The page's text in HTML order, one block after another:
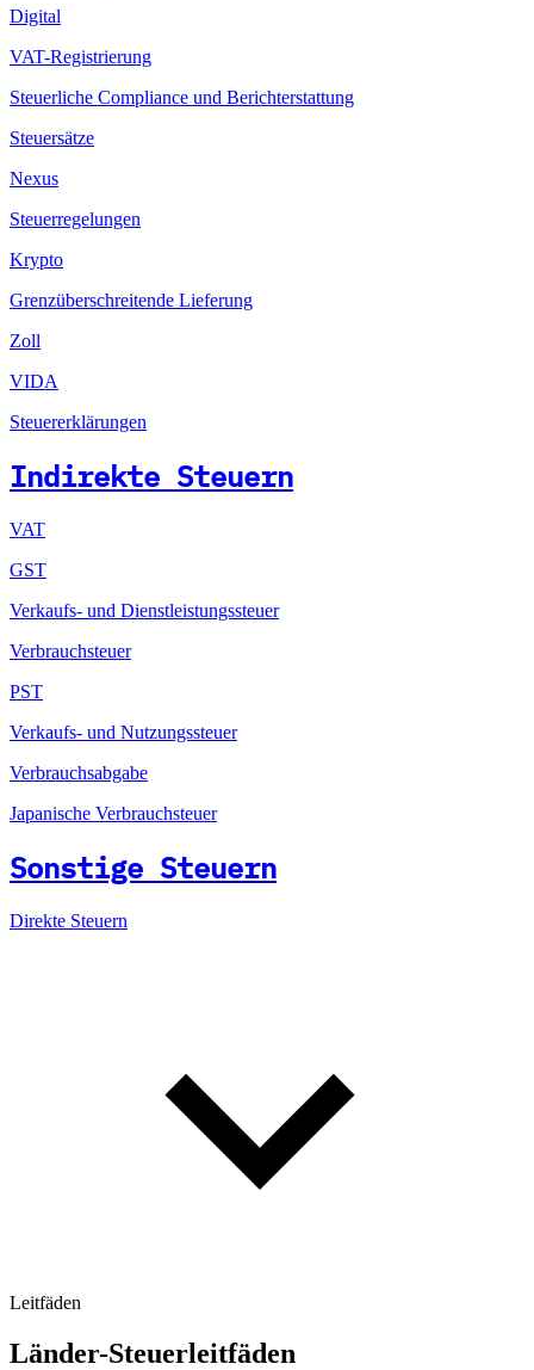
Digital
VAT-Registrierung
Steuerliche Compliance und Berichterstattung
Steuersätze
Nexus
Steuerregelungen
Krypto
Grenzüberschreitende Lieferung
Zoll
VIDA
Steuererklärungen
Indirekte Steuern
VAT
GST
Verkaufs- und Dienstleistungssteuer
Verbrauchsteuer
PST
Verkaufs- und Nutzungssteuer
Verbrauchsabgabe
Japanische Verbrauchsteuer
Sonstige Steuern
Direkte Steuern
Leitfäden
Länder-Steuerleitfäden